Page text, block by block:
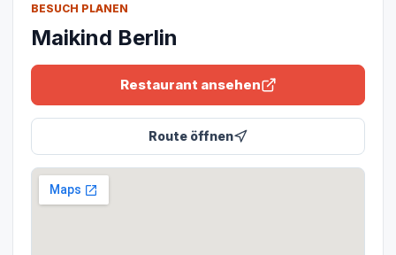
BESUCH PLANEN
Maikind Berlin
Restaurant ansehen
Route öffnen